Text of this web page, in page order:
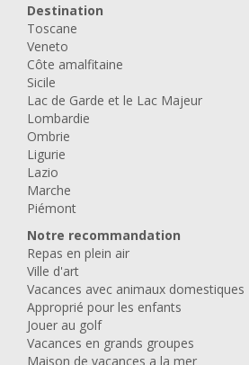
Destination
Toscane
Veneto
Côte amalfitaine
Sicile
Lac de Garde et le Lac Majeur
Lombardie
Ombrie
Ligurie
Lazio
Marche
Piémont
Notre recommandation
Repas en plein air
Ville d'art
Vacances avec animaux domestiques
Approprié pour les enfants
Jouer au golf
Vacances en grands groupes
Maison de vacances a la mer